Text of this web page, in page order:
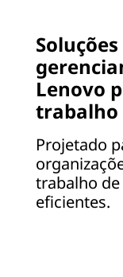
Lenovo
trabalho
Projetado
trabalho
eficientes.